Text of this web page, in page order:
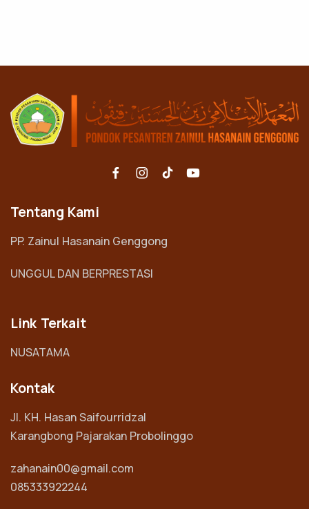
Tentang Kami
PP. Zainul Hasanain Genggong
UNGGUL DAN BERPRESTASI
Link Terkait
NUSATAMA
Kontak
Jl. KH. Hasan Saifourridzal
Karangbong Pajarakan Probolinggo
zahanain00@gmail.com
085333922244